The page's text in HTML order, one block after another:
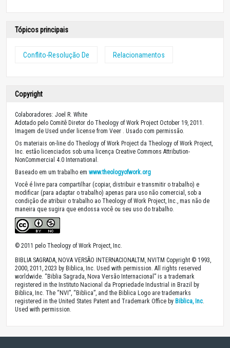
Tópicos principais
Conflito-Resolução De Relacionamentos
Copyright
Colaboradores: Joel R. White
Adotado pelo Comitê Diretor do Theology of Work Project October 19, 2011.
Imagem de Used under license from Veer . Usado com permissão.
Os materiais on-line do Theology of Work Project da Theology of Work Project,
Inc. estão licenciados sob uma licença Creative Commons Attribution-
NonCommercial 4.0 International.
Baseado em um trabalho em www.theologyofwork.org
Você é livre para compartilhar (copiar, distribuir e transmitir o trabalho) e
modificar (para adaptar o trabalho) apenas para uso não comercial, sob a
condição de atribuir o trabalho ao Theology of Work Project, Inc., mas não de
maneira que sugira que endossa você ou seu uso do trabalho.
© 2011 pelo Theology of Work Project, Inc.
BIBLIA SAGRADA, NOVA VERSÃO INTERNACIONALTM, NVITM Copyright © 1993,
2000, 2011, 2023 by Biblica, Inc. Used with permission. All rights reserved
worldwide. “Biblia Sagrada, Nova Versão Internacional” is a trademark
registered in the Instituto Nacional da Propriedade Industrial in Brazil by
Biblica, Inc. The “NVI”, “Biblica”, and the Biblica Logo are trademarks
registered in the United States Patent and Trademark Office by Biblica, Inc
Used with permission.